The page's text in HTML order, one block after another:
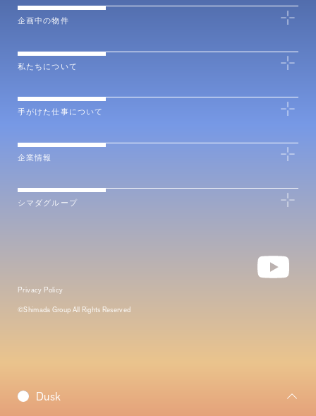
Daybreak
Dusk
企画中の物件
私たちについて
手がけた仕事について
企業情報
シマダグループ
Privacy Policy
©Shimada Group All Rights Reserved